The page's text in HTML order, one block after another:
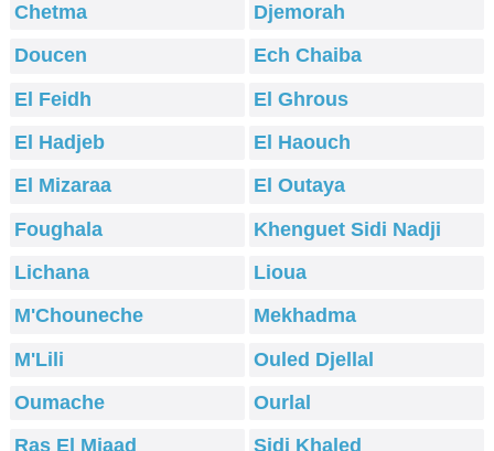
Chetma
Djemorah
Doucen
Ech Chaiba
El Feidh
El Ghrous
El Hadjeb
El Haouch
El Mizaraa
El Outaya
Foughala
Khenguet Sidi Nadji
Lichana
Lioua
M'Chouneche
Mekhadma
M'Lili
Ouled Djellal
Oumache
Ourlal
Ras El Miaad
Sidi Khaled